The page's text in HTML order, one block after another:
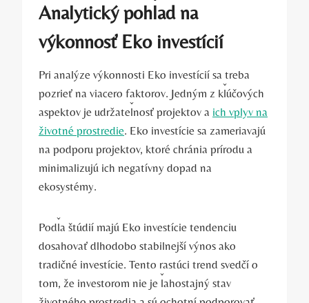
Analytický ‍pohľad⁣ na
výkonnosť Eko ‍investícií
Pri analýze výkonnosti Eko investícií sa treba
pozrieť na​ viacero faktorov. ⁣Jedným z⁢ kľúčových
aspektov je udržateľnosť projektov a ich⁤ vplyv na‌
životné prostredie. Eko ⁣investície sa zameriavajú
na podporu projektov, ktoré chránia prírodu a
minimalizujú ich negatívny dopad na
ekosystémy.
Podľa štúdií majú Eko investície tendenciu
dosahovať dlhodobo stabilnejší výnos ako
tradičné investície. Tento rastúci trend svedčí o
tom, že⁤ investorom‌ nie je ​ľahostajný stav